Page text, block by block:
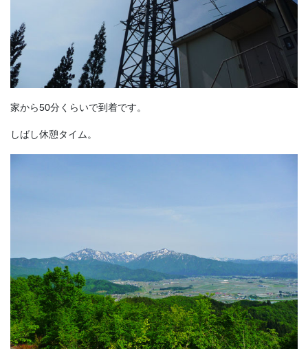
家から50分くらいで到着です。
しばし休憩タイム。